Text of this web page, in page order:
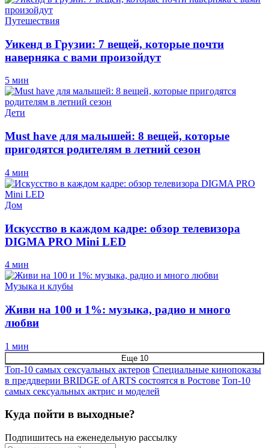
Путешествия
Уикенд в Грузии: 7 вещей, которые почти
наверняка с вами произойдут
5 мин
Дети
Must have для малышей: 8 вещей, которые
пригодятся родителям в летний сезон
4 мин
Дом
Искусство в каждом кадре: обзор телевизора
DIGMA PRO Mini LED
4 мин
Музыка и клубы
Живи на 100 и 1%: музыка, радио и много
любви
1 мин
Еще 10
Топ-10 самых сексуальных актеров Специальные кинопоказы
в преддверии BRIDGE of ARTS состоятся в Ростове Топ-10
самых сексуальных актрис и моделей
Куда пойти в выходные?
Подпишитесь на еженедельную рассылку